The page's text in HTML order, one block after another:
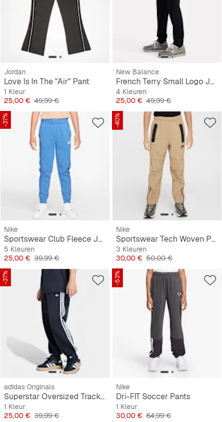
Jordan
Love Is In The "Air" Pant
1 Kleur
Prijs
25,00 € Originele Prijs
49,99 €
New Balance
French Terry Small Logo Jogger
4 Kleuren
Prijs
25,00 € Originele Prijs
49,99 €
-37%
Nike
Sportswear Club Fleece Joggers
5 Kleuren
Prijs
25,00 € Originele Prijs
39,99 €
-40%
Nike
Sportswear Tech Woven Pants
3 Kleuren
Prijs
30,00 € Originele Prijs
50,00 €
-37%
adidas Originals
Superstar Oversized Trackpants
1 Kleur
Prijs
25,00 € Originele Prijs
39,99 €
-53%
Nike
Dri-FIT Soccer Pants
1 Kleur
Prijs
30,00 € Originele Prijs
64,99 €